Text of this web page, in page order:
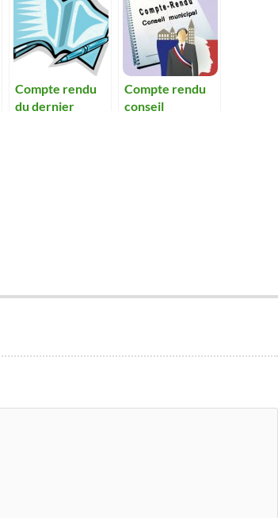
Compte rendu
du dernier
Compte rendu
conseil